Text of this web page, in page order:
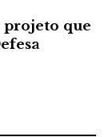
projeto que